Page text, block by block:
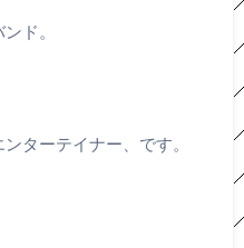
ド。
ターテイナー、です。